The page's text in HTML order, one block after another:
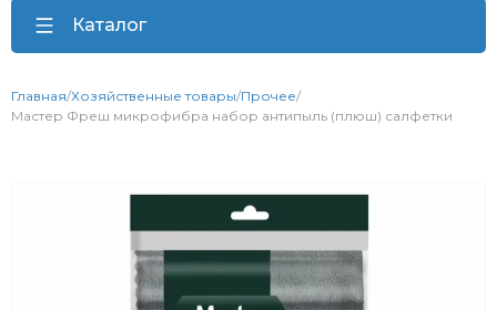
Каталог
Главная/Хозяйственные товары/Прочее/
Мастер Фреш микрофибра набор антипыль (плюш) салфетки